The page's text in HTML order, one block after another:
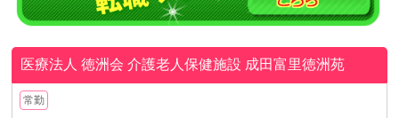
医療法人 徳洲会介護老人保健施設 成田富里徳洲苑
常勤